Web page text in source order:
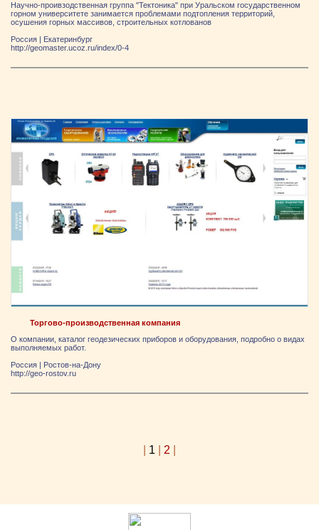
Научно-проивзодственная группа "Тектоника" при Уральском государственном
горном университете занимается проблемами подтопления территорий,
осушения горных массивов, строительных котлованов
Россия
Екатеринбург
http://geomaster.ucoz.ru/index/0-4
Торгово-производственная компания
О компании, каталог геодезических приборов и оборудования, подробно о видах
выполняемых работ.
Россия | Ростов-на-Дону
http://geo-rostov.ru
1 2